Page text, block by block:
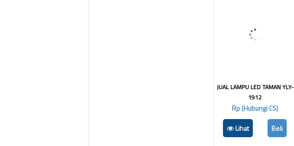
JUAL LAMPU LED TAMAN YLY-
1912
Rp (Hubungi CS)
Lihat
Beli